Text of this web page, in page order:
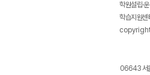
학원설립·
학습지원
06643 서